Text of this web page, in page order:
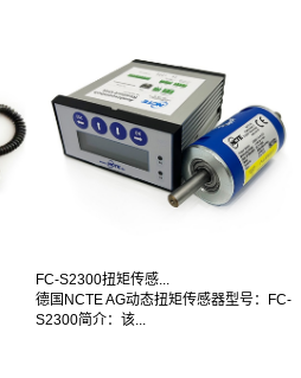
FC-S2300扭矩传感...
德国NCTE AG动态扭矩传感器型号：FC-
S2300简介：该...